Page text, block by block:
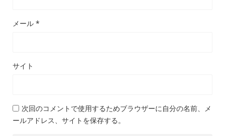
メール *
サイト
次回のコメントで使用するためブラウザーに自分の名前、メ
ールアドレス、サイトを保存する。